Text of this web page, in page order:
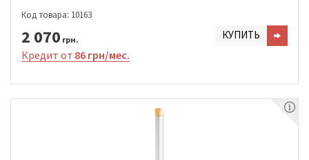
Код товара: 10163
2 070 грн. КУПИТЬ
Кредит от 86 грн/мес.